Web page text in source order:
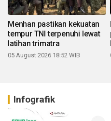
Menhan pastikan kekuatan
tempur TNI terpenuhi lewat
latihan trimatra
05 August 2026 18:52 WIB
Infografik